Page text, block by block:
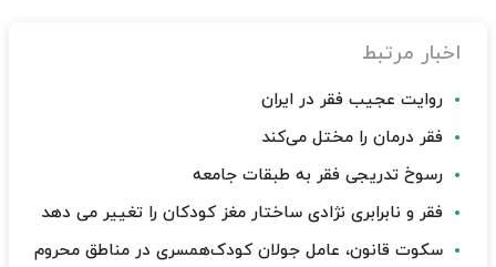
اخبار مرتبط
روایت عجیب فقر در ایران
فقر درمان را مختل می‌کند
رسوخ تدریجی فقر به طبقات جامعه
فقر و نابرابری نژادی ساختار مغز کودکان را تغییر می دهد
سکوت قانون، عامل جولان کودک‌همسری در مناطق محروم